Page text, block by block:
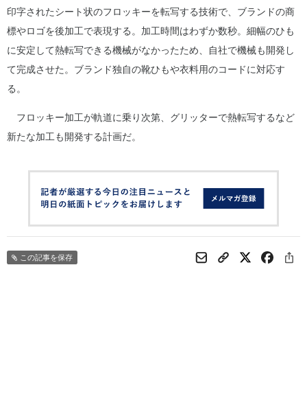
印字されたシート状のフロッキーを転写する技術で、ブランドの商
標やロゴを後加工で表現する。加工時間はわずか数秒。細幅のひも
に安定して熱転写できる機械がなかったため、自社で機械も開発し
て完成させた。ブランド独自の靴ひもや衣料用のコードに対応す
る。
フロッキー加工が軌道に乗り次第、グリッターで熱転写するなど
新たな加工も開発する計画だ。
この記事を保存